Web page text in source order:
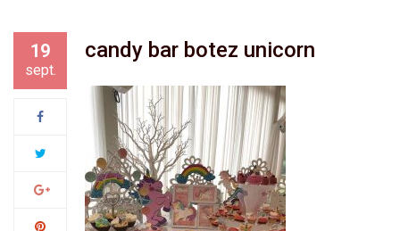
19
sept.
candy bar botez unicorn